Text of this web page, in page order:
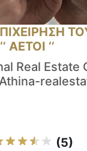
ΑΕΤΟΙ ‘’
Real Estate
(5)